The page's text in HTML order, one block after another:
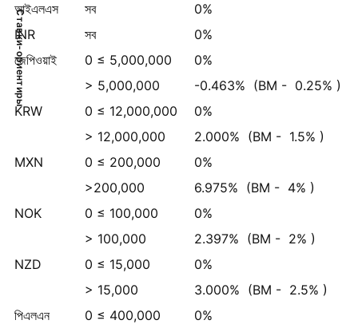
আইএলএস
সব
0%
INR
সব
0%
জেপিওয়াই
0 ≤ 5,000,000
0%
> 5,000,000
-0.463% (BM - 0.25% )
KRW
0 ≤ 12,000,000
0%
> 12,000,000
2.000% (BM - 1.5% )
MXN
0 ≤ 200,000
0%
>200,000
6.975% (BM - 4% )
NOK
0 ≤ 100,000
0%
> 100,000
2.397% (BM - 2% )
NZD
0 ≤ 15,000
0%
> 15,000
3.000% (BM - 2.5% )
পিএলএন
0 ≤ 400,000
0%
Ставки-ориентиры